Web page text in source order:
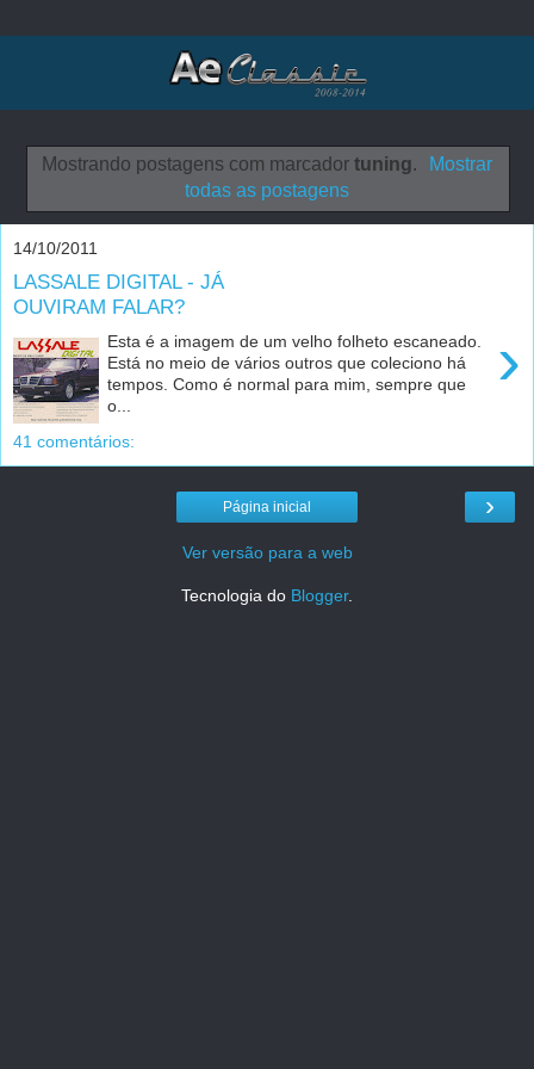
Mostrando postagens com marcador tuning.
Mostrar
todas as postagens
14/10/2011
LASSALE DIGITAL - JÁ
OUVIRAM FALAR?
›
Esta é a imagem de um velho folheto escaneado.
Está no meio de vários outros que coleciono há
tempos. Como é normal para mim, sempre que
o...
41 comentários:
›
Página inicial
Ver versão para a web
Tecnologia do Blogger.